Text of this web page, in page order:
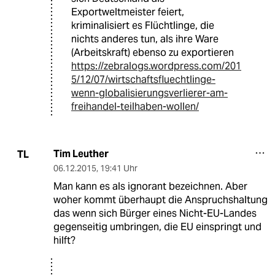
Exportweltmeister feiert,
kriminalisiert es Flüchtlinge, die
nichts anderes tun, als ihre Ware
(Arbeitskraft) ebenso zu exportieren
https://zebralogs.wordpress.com/201
5/12/07/wirtschaftsfluechtlinge-
wenn-globalisierungsverlierer-am-
freihandel-teilhaben-wollen/
TL Tim Leuther
06.12.2015, 19:41 Uhr
Man kann es als ignorant bezeichnen. Aber
woher kommt überhaupt die Anspruchshaltung
das wenn sich Bürger eines Nicht-EU-Landes
gegenseitig umbringen, die EU einspringt und
hilft?